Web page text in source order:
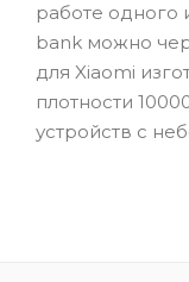
работе одного
bank можно
для Xiaomi
плотности
устройств с